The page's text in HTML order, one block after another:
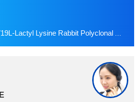
Lactyl Lysine Rabbit Polyclonal Antibody